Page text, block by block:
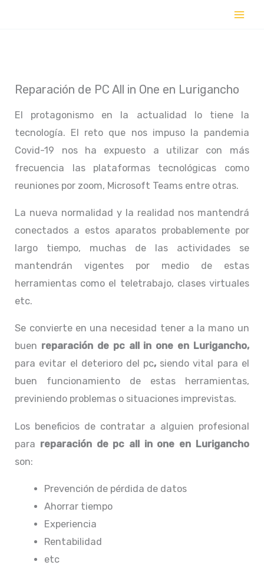
Reparación de PC All in One en Lurigancho
El protagonismo en la actualidad lo tiene la
tecnología. El reto que nos impuso la pandemia
Covid-19 nos ha expuesto a utilizar con más
frecuencia las plataformas tecnológicas como
reuniones por zoom, Microsoft Teams entre otras.
La nueva normalidad y la realidad nos mantendrá
conectados a estos aparatos probablemente por
largo tiempo, muchas de las actividades se
mantendrán vigentes por medio de estas
herramientas como el teletrabajo, clases virtuales
etc.
Se convierte en una necesidad tener a la mano un
buen reparación de pc all in one en Lurigancho,
para evitar el deterioro del pc, siendo vital para el
buen funcionamiento de estas herramientas,
previniendo problemas o situaciones imprevistas.
Los beneficios de contratar a alguien profesional
para reparación de pc all in one en Lurigancho
son:
Prevención de pérdida de datos
Ahorrar tiempo
Experiencia
Rentabilidad
etc